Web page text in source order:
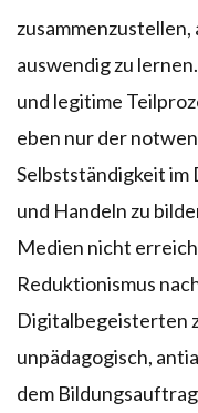
auswendig zu
und legitime
eben nur der
Selbstständigkeit im
und Handeln zu
Medien nicht
Reduktionismus
Digitalbegeisterten
unpädagogisch,
dem